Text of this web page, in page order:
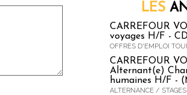
LES
CARREFOUR
voyages H/F -
OFFRES D'EMPLOI
CARREFOUR
Alternant(e)
humaines H/F -
ALTERNANCE /